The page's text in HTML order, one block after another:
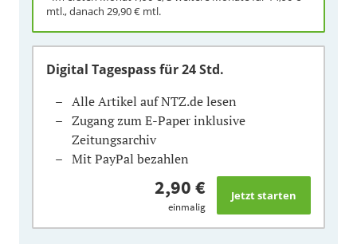
mtl., danach 29,90 € mtl.
Digital Tagespassfür 24 Std.
Alle Artikel auf NTZ.de lesen
Zugang zum E-Paper inklusive
Zeitungsarchiv
Mit PayPal bezahlen
2,90 €
einmalig